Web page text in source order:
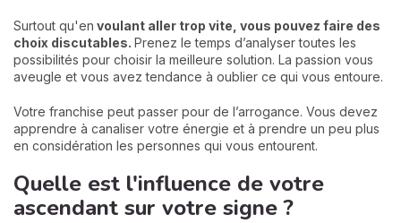
Surtout qu'en voulant aller trop vite, vous pouvez faire des
choix discutables. Prenez le temps d’analyser toutes les
possibilités pour choisir la meilleure solution. La passion vous
aveugle et vous avez tendance à oublier ce qui vous entoure.
Votre franchise peut passer pour de l’arrogance. Vous devez
apprendre à canaliser votre énergie et à prendre un peu plus
en considération les personnes qui vous entourent.
Quelle est l'influence de votre
ascendant sur votre signe ?